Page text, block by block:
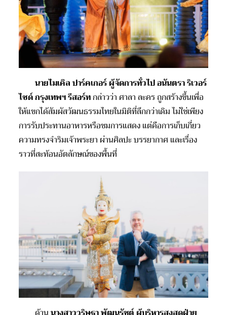
นายไมเคิล ปาร์คเกอร์ ผู้จัดการทั่วไป อนันตรา ริเวอร์
ไซด์ กรุงเทพฯ รีสอร์ทกล่าวว่า ศาลา ละคร ถูกสร้างขึ้นเพื่อ
ให้แขกได้สัมผัสวัฒนธรรมไทยในมิติที่ลึกกว่าเดิม ไม่ใช่เพียง
การรับประทานอาหารหรือชมการแสดง แต่คือการเก็บเกี่ยว
ความทรงจำริมเจ้าพระยา ผ่านศิลปะ บรรยากาศ และเรื่อง
ราวที่สะท้อนอัตลักษณ์ของพื้นที่